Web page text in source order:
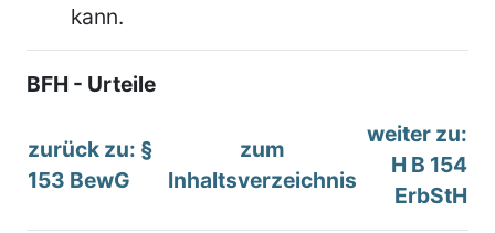
kann.
BFH - Urteile
zurück zu: §
153 BewG
zum
Inhaltsverzeichnis
weiter zu:
H B 154
ErbStH